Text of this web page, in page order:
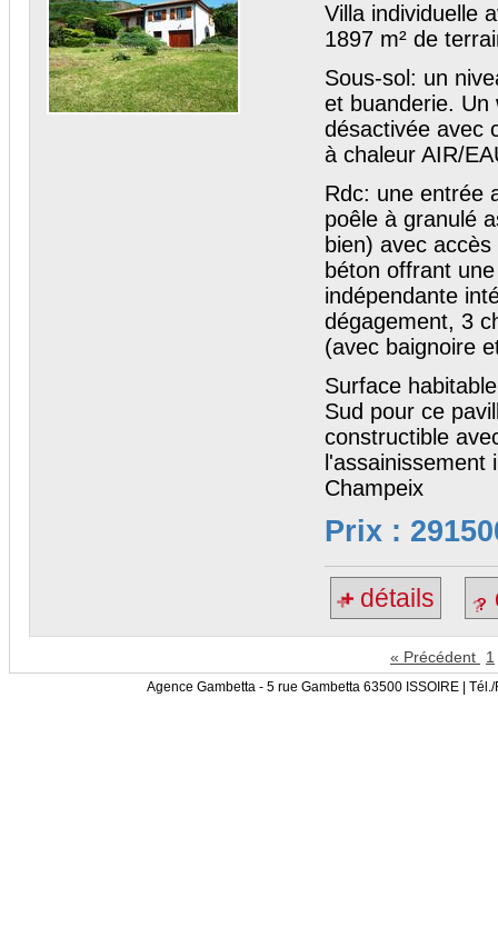
Villa individuelle
1897 m² de
Sous-sol: un
et buanderie. Un
désactivée avec
à chaleur AIR/
Rdc: une entrée
poêle à granulé
bien) avec
béton offrant
indépendante
dégagement, 3
(avec baignoire
Surface
Sud pour ce
constructible
Champeix
Prix :
détails
« Précédent 1
Agence Gambetta - 5 rue Gambetta 63500 ISSOIRE |